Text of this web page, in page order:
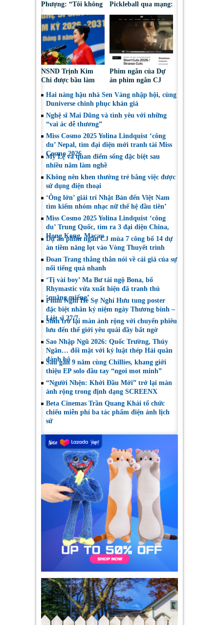
Phượng: “Tôi không
bao giờ hối hận về
những gì mình đã
chọn”
Pickleball qua mạng:
Nguy cơ bị chiếm
đoạt tài sản
NSND Trịnh Kim
Chi được bầu làm
Nghệ sĩ Sân khấu
Việt Nam
Phim ngắn của Dự
án phim ngắn CJ
tại LHP quốc tế
Toronto 2026
Hai nàng hậu nhà Sen Vàng nhập hội, cùng
Duniverse chinh phục khán giả
Nghệ sĩ Mai Dũng và tình yêu với những
“vai ác dễ thương”
Miss Cosmo 2025 Yolina Lindquist ‘công
du’ Nepal, tìm đại diện mới tranh tài Miss
Cosmo 2026
Mỹ Lệ và quan điểm sống đặc biệt sau
nhiều năm làm nghề
Không nên khen thưởng trẻ bằng việc được
sử dụng điện thoại
‘Ông lớn’ giải trí Nhật Bản đến Việt Nam
tìm kiếm nhóm nhạc nữ thế hệ đầu tiên’
Miss Cosmo 2025 Yolina Lindquist ‘công
du’ Trung Quốc, tìm ra 3 đại diện China,
Hong Kong, Macau
Dự án phim ngắn CJ mùa 7 công bố 14 dự
án tiềm năng lọt vào Vòng Thuyết trình
Đoan Trang thẳng thắn nói về cái giá của sự
nổi tiếng quá nhanh
‘Tị vài boy’ Ma Bư tái ngộ Bona, bố
Rhymastic vừa xuất hiện đã tranh thủ
‘quăng miếng’
Phim Nghỉ Hè Sợ Nghỉ Hưu tung poster
đặc biệt nhân kỷ niệm ngày Thương binh –
Liệt sĩ 27/7
Shin trở lại màn ảnh rộng với chuyến phiêu
lưu đến thế giới yêu quái đầy bất ngờ
Sao Nhập Ngũ 2026: Quốc Trường, Thúy
Ngân… đối mặt với kỷ luật thép Hải quân
đánh bộ
Sau gần 9 năm cùng Chillies, khang giới
thiệu EP solo đầu tay “ngoi mot minh”
“Người Nhện: Khởi Đầu Mới” trở lại màn
ảnh rộng trong định dạng SCREENX
Beta Cinemas Trần Quang Khải tổ chức
chiếu miễn phí ba tác phẩm điện ảnh lịch
sử